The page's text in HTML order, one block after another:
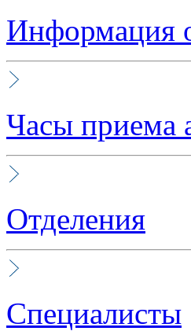
Информация
Часы приема
Отделения
Специалисты